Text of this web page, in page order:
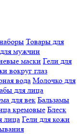
Товары для
мужчин
маски Гели для
вокруг глаз
вода Молочко для
для лица
для век Бальзамы
кремовые Блеск
лица Гели для кожи